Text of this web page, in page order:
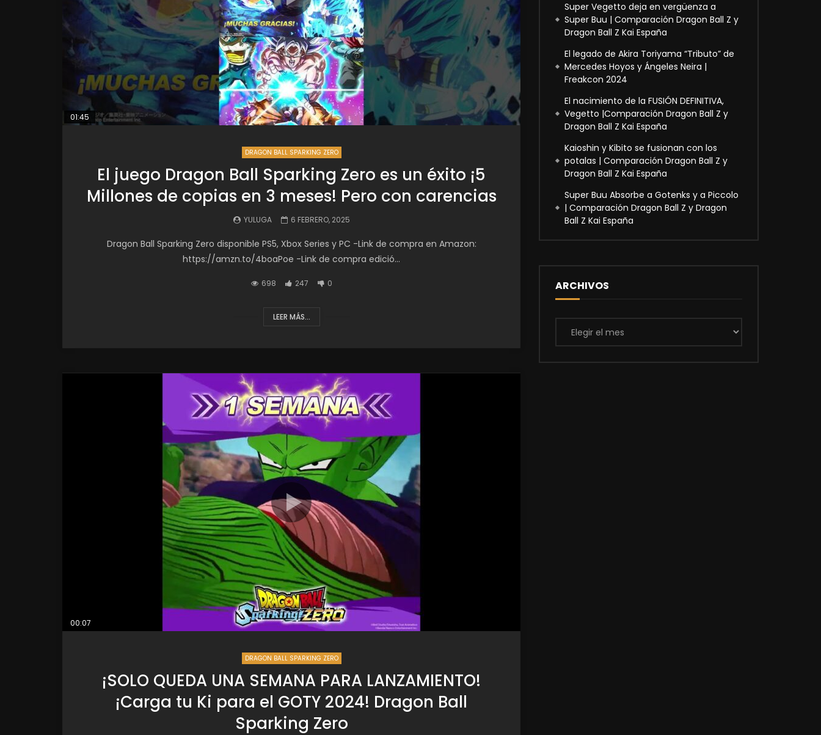
01:45
DRAGON BALL SPARKING ZERO
El juego Dragon Ball Sparking Zero es un éxito ¡5
Millones de copias en 3 meses! Pero con carencias
YULUGA 6 FEBRERO, 2025
Dragon Ball Sparking Zero disponible PS5, Xbox Series y PC -Link de compra en Amazon:
https://amzn.to/4boaPoe -Link de compra edició...
698 247 0
LEER MÁS...
00:07
DRAGON BALL SPARKING ZERO
¡SOLO QUEDA UNA SEMANA PARA LANZAMIENTO!
¡Carga tu Ki para el GOTY 2024! Dragon Ball
Sparking Zero
Super Vegetto deja en vergüenza a
Super Buu | Comparación Dragon Ball Z y
Dragon Ball Z Kai España
El legado de Akira Toriyama “Tributo” de
Mercedes Hoyos y Ángeles Neira |
Freakcon 2024
El nacimiento de la FUSIÓN DEFINITIVA,
Vegetto |Comparación Dragon Ball Z y
Dragon Ball Z Kai España
Kaioshin y Kibito se fusionan con los
potalas | Comparación Dragon Ball Z y
Dragon Ball Z Kai España
Super Buu Absorbe a Gotenks y a Piccolo
| Comparación Dragon Ball Z y Dragon
Ball Z Kai España
ARCHIVOS
Archivos